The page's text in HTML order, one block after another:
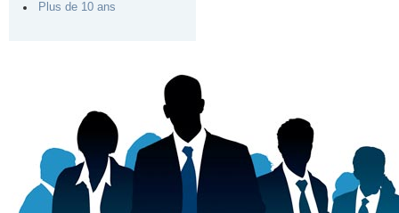
Plus de 10 ans